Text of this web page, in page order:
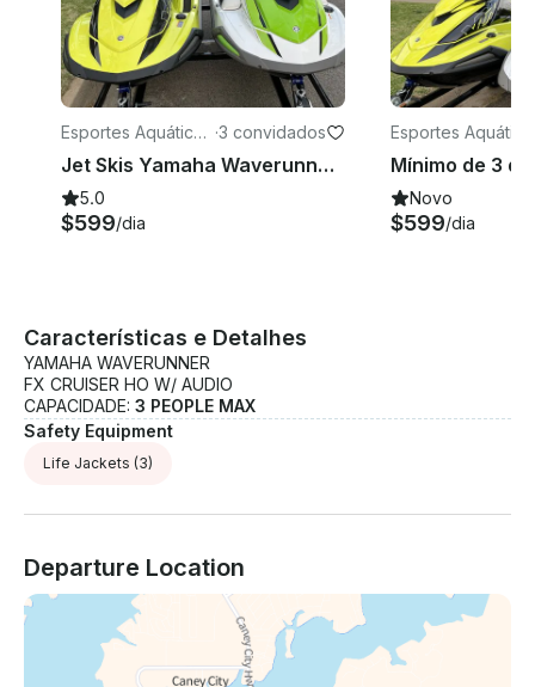
Esportes Aquáticos
em Fort Worth
·3 convidados
Jet Skis Yamaha Waverunner x 2 2021 | Lake Worth |
5.0
$599/dia
Esportes
em Texas
Novo
$599/dia
Características e Detalhes
YAMAHA WAVERUNNER
FX CRUISER HO W/ AUDIO
CAPACIDADE: 3 PEOPLE MAX
Safety Equipment
Life Jackets (3)
Departure Location